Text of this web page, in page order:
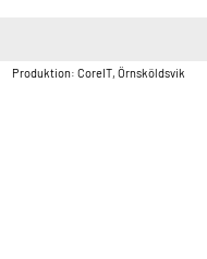
Produktion: CoreIT, Örnsköldsvik